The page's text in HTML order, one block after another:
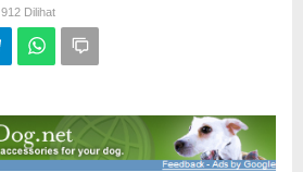
912 Dilihat